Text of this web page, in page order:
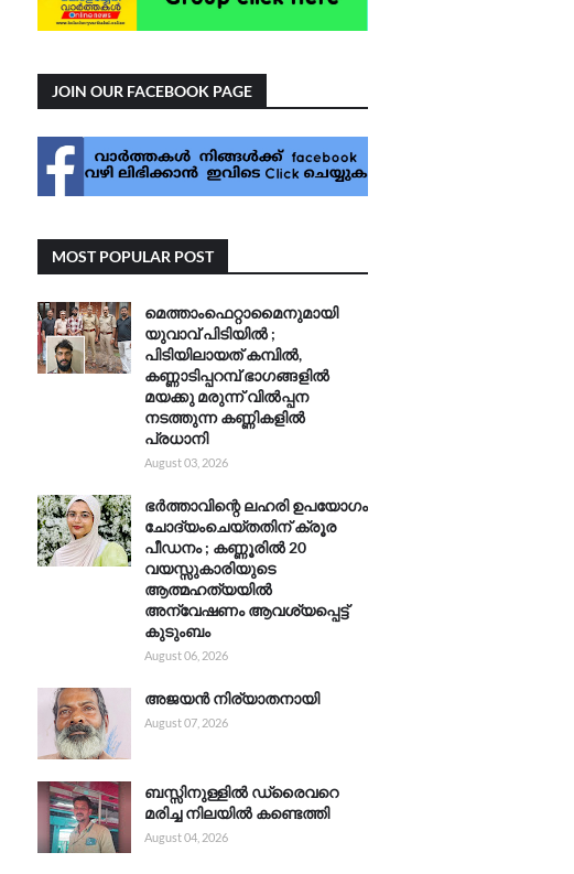
JOIN OUR FACEBOOK PAGE
MOST POPULAR POST
മെത്താംഫെറ്റാമൈനുമായി
യുവാവ് പിടിയിൽ ;
പിടിയിലായത് കമ്പിൽ,
കണ്ണാടിപ്പറമ്പ് ഭാഗങ്ങളിൽ
മയക്കു മരുന്ന് വിൽപ്പന
നടത്തുന്ന കണ്ണികളിൽ
പ്രധാനി
August 03, 2026
ഭർത്താവിന്റെ ലഹരി ഉപയോഗം
ചോദ്യംചെയ്തതിന് ക്രൂര
പീഡനം ; കണ്ണൂരിൽ 20
വയസ്സുകാരിയുടെ
ആത്മഹത്യയിൽ
അന്വേഷണം ആവശ്യപ്പെട്ട്
കുടുംബം
August 06, 2026
അജയൻ നിര്യാതനായി
August 07, 2026
ബസ്സിനുള്ളിൽ ഡ്രൈവറെ
മരിച്ച നിലയിൽ കണ്ടെത്തി
August 04, 2026